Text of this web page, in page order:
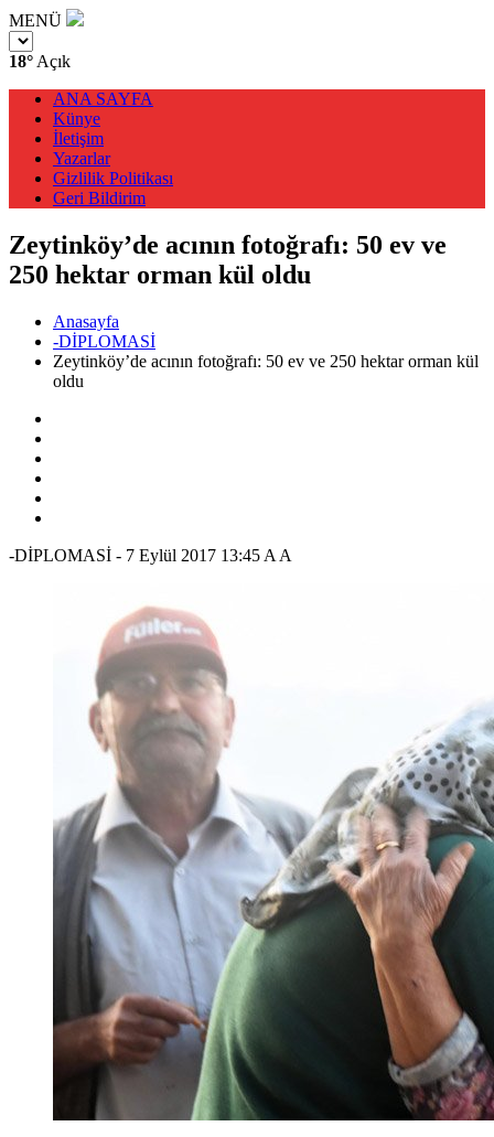
MENÜ
18° Açık
ANA SAYFA
Künye
İletişim
Yazarlar
Gizlilik Politikası
Geri Bildirim
Zeytinköy’de acının fotoğrafı: 50 ev ve
250 hektar orman kül oldu
Anasayfa
-DİPLOMASİ
Zeytinköy’de acının fotoğrafı: 50 ev ve 250 hektar orman kül
oldu
-DİPLOMASİ - 7 Eylül 2017 13:45 A A